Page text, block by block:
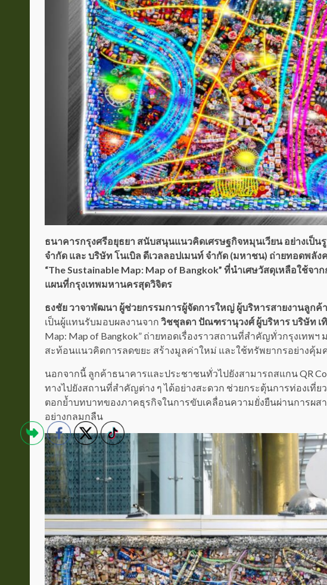
ธนาคารกรุงศรีอยุธยา สนับสนุนแนวคิดเศรษฐกิจหมุนเวียน อย่างเป็
จำกัด และ บริษัท โนเบิล ดีเวลลอปเมนท์ จำกัด (มหาชน) ถ่ายทอดพลั
“The Sustainable Map: Map of Bangkok” ที่นำเศษวัสดุเหลือใช้จ
แผนที่กรุงเทพมหานครสุดวิจิตร
ธงชัย วาจาพัฒนา ผู้ช่วยกรรมการผู้จัดการใหญ่ ผู้บริหารสายงานลูก
เป็นผู้แทนรับมอบผลงานจาก วิชชุลดา ปัณฑรานุวงศ์ ผู้บริหาร บริษัท เ
Map: Map of Bangkok” ถ่ายทอดเรื่องราวสถานที่สำคัญทั่วกรุงเทพ
สะท้อนแนวคิดการลดขยะ สร้างมูลค่าใหม่ และใช้ทรัพยากรอย่างคุ้มค่
นอกจากนี้ ลูกค้าธนาคารและประชาชนทั่วไปยังสามารถสแกน QR
ทางไปยังสถานที่สำคัญต่าง ๆ ได้อย่างสะดวก ช่วยกระตุ้นการท่องเที่
ตอกย้ำบทบาทของภาคธุรกิจในการขับเคลื่อนความยั่งยืนผ่านการผส
อย่างกลมกลืน